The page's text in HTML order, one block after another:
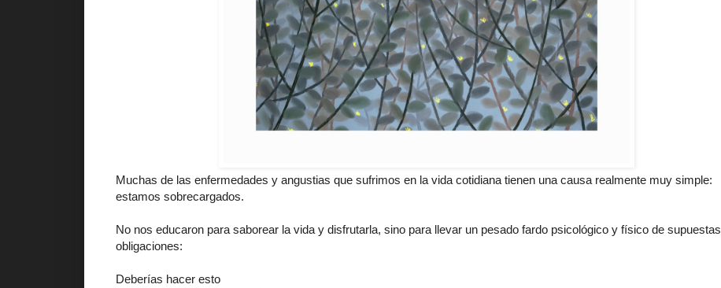
Muchas de las enfermedades y angustias que sufrimos en la vida cotidiana tienen una causa realmente muy simple:
estamos sobrecargados.
No nos educaron para saborear la vida y disfrutarla, sino para llevar un pesado fardo psicológico y físico de supuestas
obligaciones:
Deberías hacer esto